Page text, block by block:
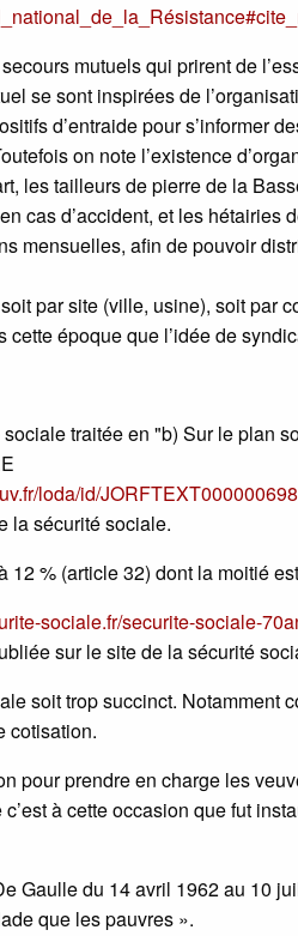
mutuels qui prirent de
se sont inspirées de
d’entraide pour s’informer
on note l’existence
les tailleurs de pierre de la
cas d’accident, et les hétairies
mensuelles, afin de pouvoir
par site (ville, usine), soit par
époque que l’idée de
traitée en "b) Sur le plan
loda/id/
la sécurité sociale.
% (article 32) dont la moitié
sociale.fr/securite-sociale-
sur le site de la sécurité
soit trop succinct. Notamment
cotisation.
pour prendre en charge les
à cette occasion que fut
Gaulle du 14 avril 1962 au 10
que les pauvres ».